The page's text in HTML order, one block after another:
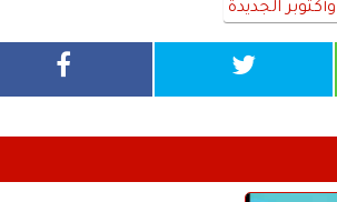
الجديدة